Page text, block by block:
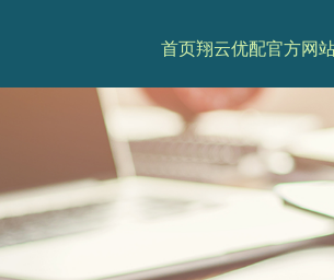
首页翔云优配官方网